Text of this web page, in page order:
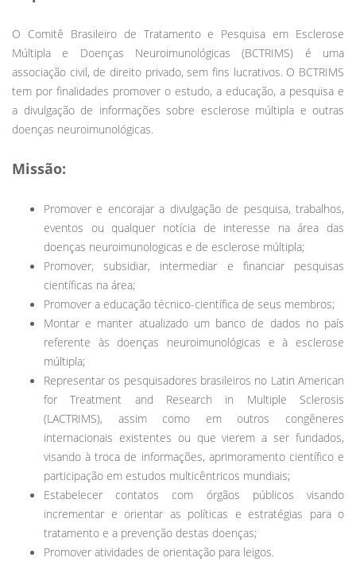
O Comitê Brasileiro de Tratamento e Pesquisa em Esclerose
Múltipla e Doenças Neuroimunológicas (BCTRIMS) é uma
associação civil, de direito privado, sem fins lucrativos. O BCTRIMS
tem por finalidades promover o estudo, a educação, a pesquisa e
a divulgação de informações sobre esclerose múltipla e outras
doenças neuroimunológicas.
Missão:
Promover e encorajar a divulgação de pesquisa, trabalhos,
eventos ou qualquer notícia de interesse na área das
doenças neuroimunologicas e de esclerose múltipla;
Promover, subsidiar, intermediar e financiar pesquisas
científicas na área;
Promover a educação técnico-científica de seus membros;
Montar e manter atualizado um banco de dados no país
referente às doenças neuroimunológicas e à esclerose
múltipla;
Representar os pesquisadores brasileiros no Latin American
for Treatment and Research in Multiple Sclerosis
(LACTRIMS), assim como em outros congêneres
internacionais existentes ou que vierem a ser fundados,
visando à troca de informações, aprimoramento científico e
participação em estudos multicêntricos mundiais;
Estabelecer contatos com órgãos públicos visando
incrementar e orientar as políticas e estratégias para o
tratamento e a prevenção destas doenças;
Promover atividades de orientação para leigos.